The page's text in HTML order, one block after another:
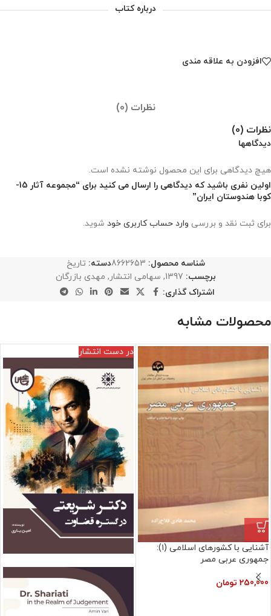
درباره کتاب
افزودن به علاقه مندی
نظرات (0)
نظرات (0)
دیدگاهها
هیچ دیدگاهی برای این محصول نوشته نشده است.
اولین نفری باشید که دیدگاهی را ارسال می کنید برای “مجموعه آثار 15-
کوبا هندوستان ایران”
برای ثبت نقد و بررسی وارد حساب کاربری خود شوید.
شناسه محصول: 8662653دسته: تاریخ
برچسب: 1397
, سهامی انتشار, مهدی بازرگان
اشتراک گذاری:
محصولات مشابه
آشنایی با کشورهای اسلامی (۱):
جمهوری عربی مصر
250,000 تومان
در دست انتشار